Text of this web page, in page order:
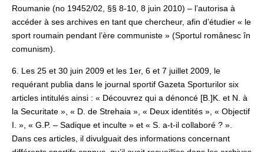
Roumanie (no 19452/02, §§ 8‑10, 8 juin 2010) – l’autorisa à
accéder à ses archives en tant que chercheur, afin d’étudier « le
sport roumain pendant l’ère communiste » (Sportul românesc în
comunism).
6. Les 25 et 30 juin 2009 et les 1er, 6 et 7 juillet 2009, le
requérant publia dans le journal sportif Gazeta Sporturilor six
articles intitulés ainsi : « Découvrez qui a dénoncé [B.]K. et N. à
la Securitate », « D. de Strehaia », « Deux identités », « Objectif
I. », « G.P. – Sadique et inculte » et « S. a-t-il collaboré ? ».
Dans ces articles, il divulguait des informations concernant